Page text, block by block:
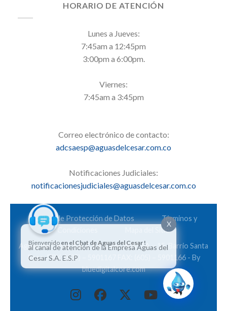
HORARIO DE ATENCIÓN
Lunes a Jueves:
7:45am a 12:45pm
3:00pm a 6:00pm.
Viernes:
7:45am a 3:45pm
Correo electrónico de contacto:
adcsaesp@aguasdelcesar.com.co
Notificaciones Judiciales:
notificacionesjudiciales@aguasdelcesar.com.co
Política de Protección de Datos
Términos y
Condiciones
Mapa del Sitio
Aguas del Cesar S.A. E.S.P. Calle 28 Nº 6A – 15. Barrio Santa
Rosa. PBX: (605) – 5901167 FAX: (605) – 5901166 - By
bluedigitalcore.com
X
Bienvenido en el Chat de Aguas del Cesar !
al canal de atención de la Empresa Aguas del
Cesar S.A. E.S.P